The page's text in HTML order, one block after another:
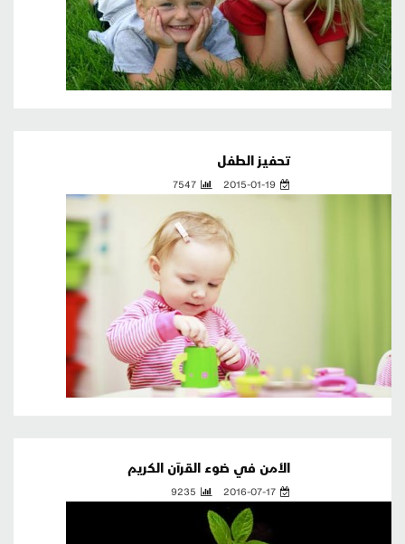
تحفيز الطفل
2015-01-19
7547
الأمن في ضوء القرآن الكريم
2016-07-17
9235